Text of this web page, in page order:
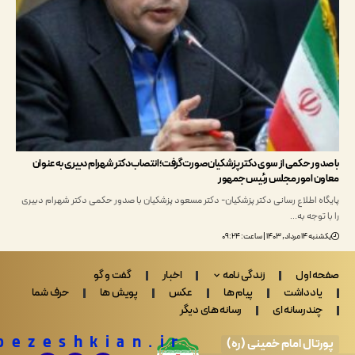
حکمی از سوی دکتر پزشکیان صورت گرفت؛ انتصاب دکتر شهرام دبیری به عنوان
امور مجلس رئیس جمهور
اطلاع رسانی دکتر پزشکیان- دکتر مسعود پزشکیان با صدور حکمی دکتر شهرام دبیری
به…
اول زندگی نامه اخبار
گفت و گو
پیام ها عکس پویش ها
حرف شما
ای
رسانه های دیگر
امام خمینی (ره)
Drpezeshkian.ir